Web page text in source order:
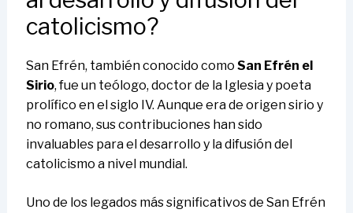
catolicismo?
San Efrén, también conocido como San Efrén el
Sirio, fue un teólogo, doctor de la Iglesia y poeta
prolífico en el siglo IV. Aunque era de origen sirio y
no romano, sus contribuciones han sido
invaluables para el desarrollo y la difusión del
catolicismo a nivel mundial.
Uno de los legados más significativos de San Efrén